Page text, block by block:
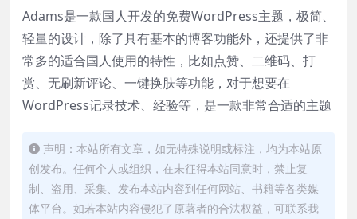
Adams是一款国人开发的免费WordPress主题，极简、
轻量的设计，除了具有基本的博客功能外，还提供了非
常多的适合国人使用的特性，比如点赞、二维码、打
赏、无刷新评论、一键换肤等功能，对于想要在
WordPress记录技术、经验等，是一款非常合适的主题
声明：本站所有文章，如无特殊说明或标注，均为本站原
创发布。任何个人或组织，在未征得本站同意时，禁止复
制、盗用、采集、发布本站内容到任何网站、书籍等各类媒
体平台。如若本站内容侵犯了原著者的合法权益，可联系我